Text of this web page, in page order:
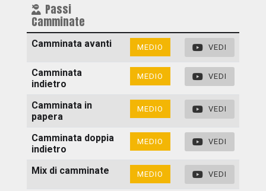
Passi
Camminate
Camminata avanti MEDIO VEDI
Camminata
indietro
MEDIO VEDI
Camminata in
papera
MEDIO VEDI
Camminata doppia
indietro
MEDIO VEDI
Mix di camminate MEDIO VEDI